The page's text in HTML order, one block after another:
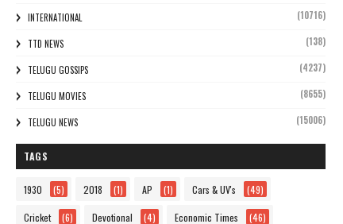
INTERNATIONAL (10716)
TTD NEWS (138)
TELUGU GOSSIPS (4237)
TELUGU MOVIES (8655)
TELUGU NEWS (15006)
TAGS
1930 (5) 2018 (1) AP (1) Cars & UV's (49)
Cricket (6) Devotional (4) Economic Times (46)